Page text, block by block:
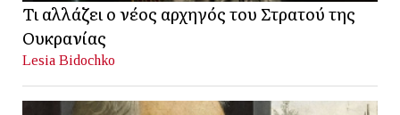
Τι αλλάζει ο νέος αρχηγός του Στρατού της
Ουκρανίας
Lesia Bidochko